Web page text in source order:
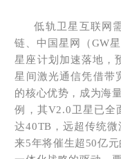
低轨卫星互联网
链、中国星网（GW
星座计划加速落地，
星间激光通信凭借带
的核心优势，成为海
例，其V2.0卫星已全
达40TB，远超传统
来5年将催生超50亿